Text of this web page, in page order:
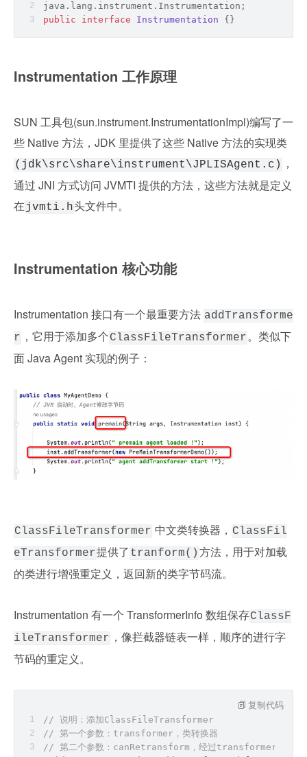
java.lang.instrument.Instrumentation;
public
interface Instrumentation {}
Instrumentation 工作原理
SUN 工具包(sun.instrument.InstrumentationImpl)编写了一
些 Native 方法，JDK 里提供了这些 Native 方法的实现类
(jdk\src\share\instrument\JPLISAgent.c)
，
通过 JNI 方式访问 JVMTI 提供的方法，这些方法就是定义
在 jvmti.h头文件中。
Instrumentation 核心功能
Instrumentation 接口有一个最重要方法 addTransforme
r ，它用于添加多个ClassFileTransformer。类似下
面 Java Agent 实现的例子：
ClassFileTransformer 中文类转换器， ClassFil
eTransformer提供了 tranform() 方法，用于对加载
的类进行增强重定义，返回新的类字节码流。
Instrumentation 有一个 TransformerInfo 数组保存ClassF
ileTransformer ，像拦截器链表一样，顺序的进行字
节码的重定义。
// 说明：添加ClassFileTransformer
// 第一个参数：transformer，类转换器
// 第二个参数：canRetransform，经过transformer转换过的
复制代码